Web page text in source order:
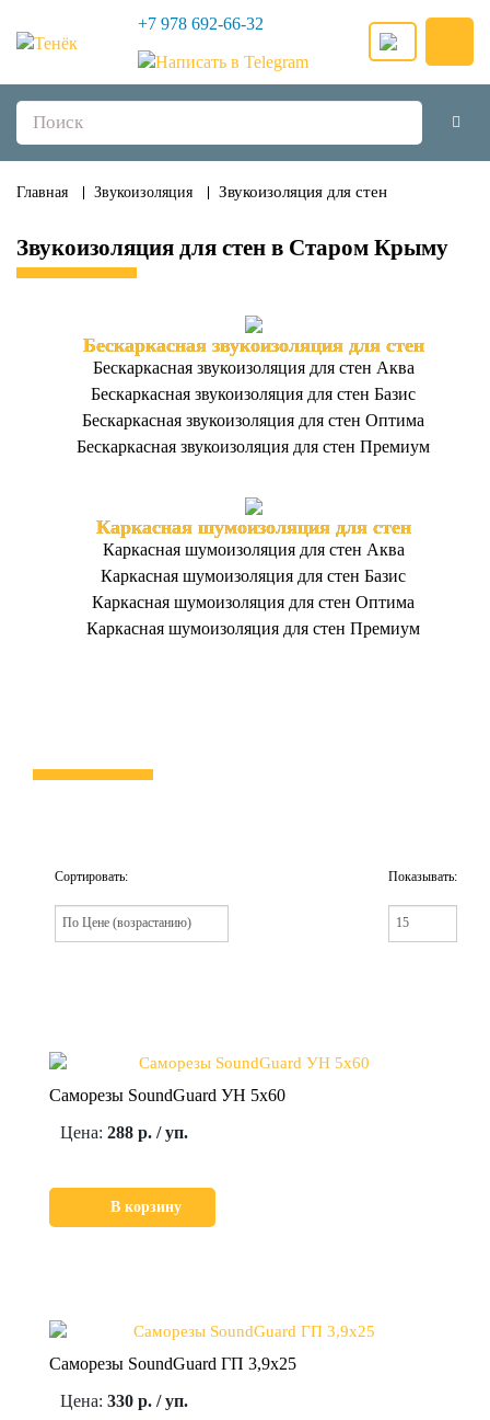
+7 978 692-66-32
Главная Звукоизоляция Звукоизоляция для стен
Звукоизоляция для стен в Старом Крыму
Бескаркасная звукоизоляция для стен
Бескаркасная звукоизоляция для стен Аква
Бескаркасная звукоизоляция для стен Базис
Бескаркасная звукоизоляция для стен Оптима
Бескаркасная звукоизоляция для стен Премиум
Каркасная шумоизоляция для стен
Каркасная шумоизоляция для стен Аква
Каркасная шумоизоляция для стен Базис
Каркасная шумоизоляция для стен Оптима
Каркасная шумоизоляция для стен Премиум
Сортировать: Показывать:
Саморезы SoundGuard УН 5х60
Цена: 288 р. / уп.
В корзину
Саморезы SoundGuard ГП 3,9х25
Цена: 330 р. / уп.